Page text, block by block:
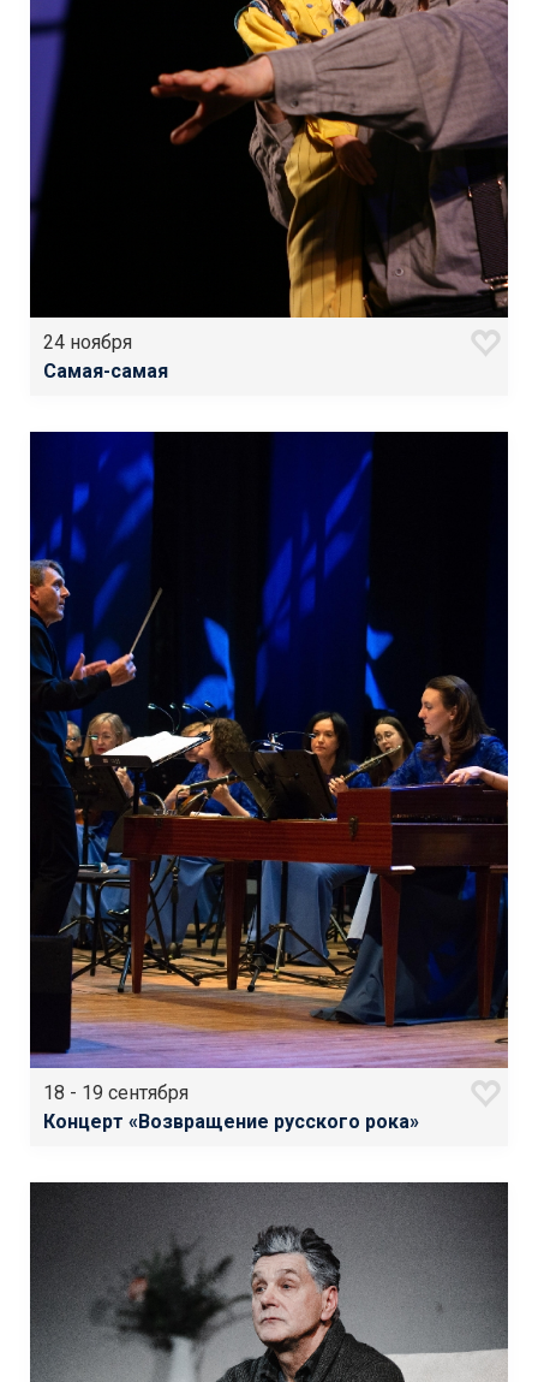
24 ноября
Самая-самая
18 - 19 сентября
Концерт «Возвращение русского рока»